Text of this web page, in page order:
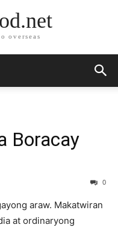
overseas
Boracay
0
araw. Makatwiran
at ordinaryong